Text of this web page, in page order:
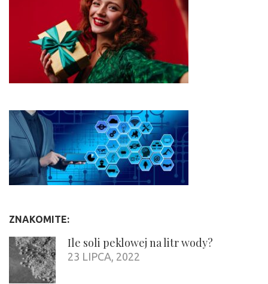
ZNAKOMITE:
Ile soli peklowej na litr wody?
23 LIPCA, 2022